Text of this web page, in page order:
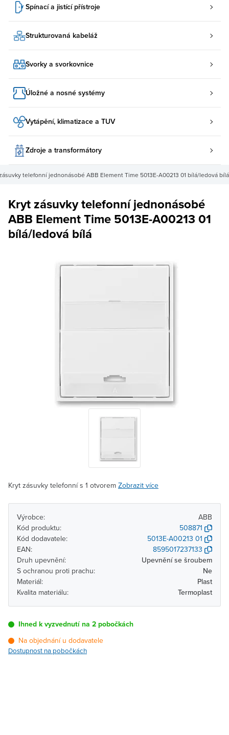
Spínací a jistící přístroje
Strukturovaná kabeláž
Svorky a svorkovnice
Úložné a nosné systémy
Vytápění, klimatizace a TUV
Zdroje a transformátory
telefonní jednonásobé ABB Element Time 5013E-A00213 01 bílá/ledová bílá
Kryt zásuvky telefonní jednonásobé
ABB Element Time 5013E-A00213 01
bílá/ledová bílá
Kryt zásuvky telefonní s 1 otvorem Zobrazit více
Výrobce:
ABB
Kód produktu:
508871
Kód dodavatele:
5013E-A00213 01
EAN:
8595017237133
Druh upevnění:
Upevnění se šroubem
S ochranou proti prachu:
Ne
Materiál:
Plast
Kvalita materiálu:
Termoplast
Ihned k vyzvednutí na 2 pobočkách
Na objednání u dodavatele
Dostupnost na pobočkách